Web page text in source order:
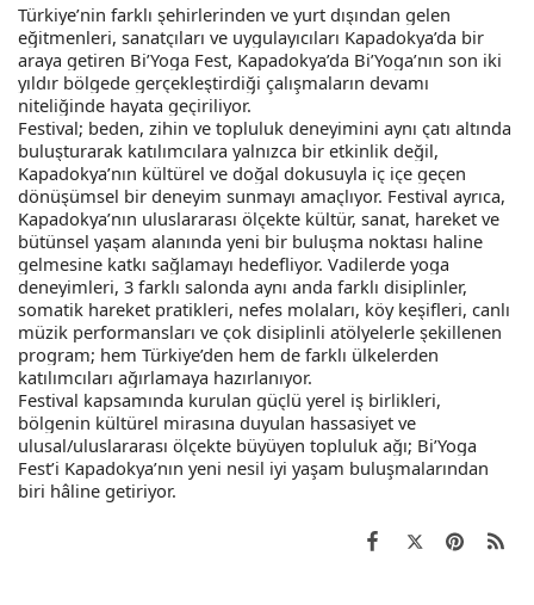
Türkiye’nin farklı şehirlerinden ve yurt dışından gelen
eğitmenleri, sanatçıları ve uygulayıcıları Kapadokya’da bir
araya getiren Bi’Yoga Fest, Kapadokya’da Bi’Yoga’nın son iki
yıldır bölgede gerçekleştirdiği çalışmaların devamı
niteliğinde hayata geçiriliyor.
Festival; beden, zihin ve topluluk deneyimini aynı çatı altında
buluşturarak katılımcılara yalnızca bir etkinlik değil,
Kapadokya’nın kültürel ve doğal dokusuyla iç içe geçen
dönüşümsel bir deneyim sunmayı amaçlıyor. Festival ayrıca,
Kapadokya’nın uluslararası ölçekte kültür, sanat, hareket ve
bütünsel yaşam alanında yeni bir buluşma noktası haline
gelmesine katkı sağlamayı hedefliyor. Vadilerde yoga
deneyimleri, 3 farklı salonda aynı anda farklı disiplinler,
somatik hareket pratikleri, nefes molaları, köy keşifleri, canlı
müzik performansları ve çok disiplinli atölyelerle şekillenen
program; hem Türkiye’den hem de farklı ülkelerden
katılımcıları ağırlamaya hazırlanıyor.
Festival kapsamında kurulan güçlü yerel iş birlikleri,
bölgenin kültürel mirasına duyulan hassasiyet ve
ulusal/uluslararası ölçekte büyüyen topluluk ağı; Bi’Yoga
Fest’i Kapadokya’nın yeni nesil iyi yaşam buluşmalarından
biri hâline getiriyor.